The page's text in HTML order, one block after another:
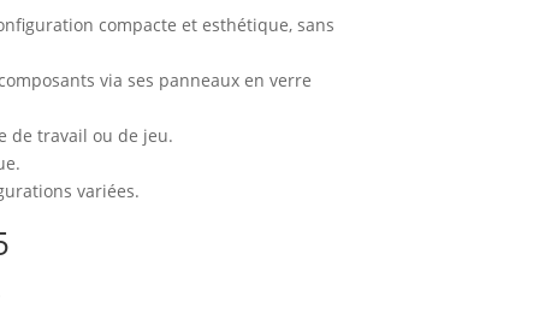
compacte et esthétique, sans
via ses panneaux en verre
de travail ou de jeu.
variées.